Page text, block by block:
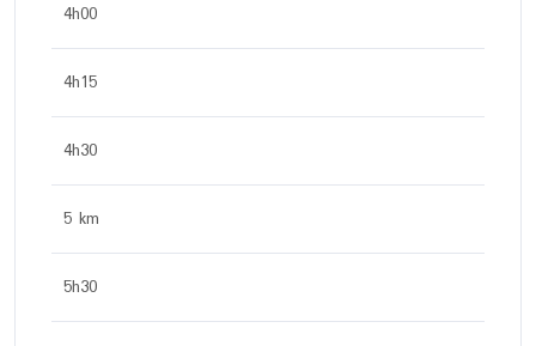
4h00
4h15
4h30
5 km
5h30